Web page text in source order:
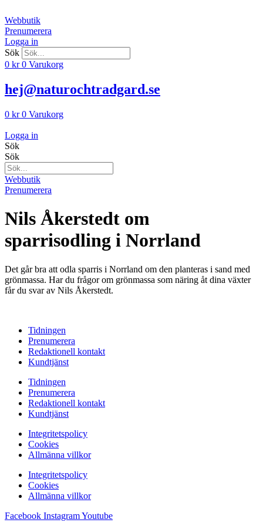
till
innehåll
Webbutik
Prenumerera
Logga in
Sök
0 kr 0 Varukorg
hej@naturochtradgard.se
0 kr 0 Varukorg
Logga in
Sök
Sök
Webbutik
Prenumerera
Nils Åkerstedt om
sparrisodling i Norrland
Det går bra att odla sparris i Norrland om den planteras i sand med
grönmassa. Har du frågor om grönmassa som näring åt dina växter
får du svar av Nils Åkerstedt.
Tidningen
Prenumerera
Redaktionell kontakt
Kundtjänst
Tidningen
Prenumerera
Redaktionell kontakt
Kundtjänst
Integritetspolicy
Cookies
Allmänna villkor
Integritetspolicy
Cookies
Allmänna villkor
Facebook InstagramYoutube